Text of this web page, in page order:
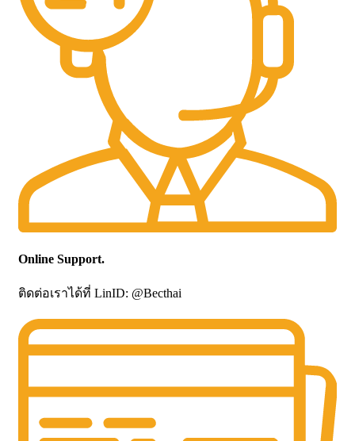
Online Support.
ติดต่อเราได้ที่ LinID: @Becthai